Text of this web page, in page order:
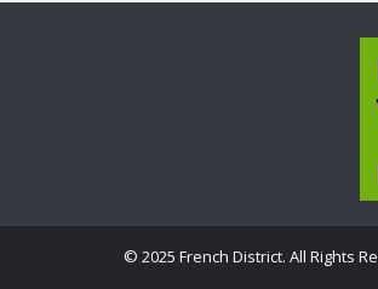
© 2025 French District. All Rights